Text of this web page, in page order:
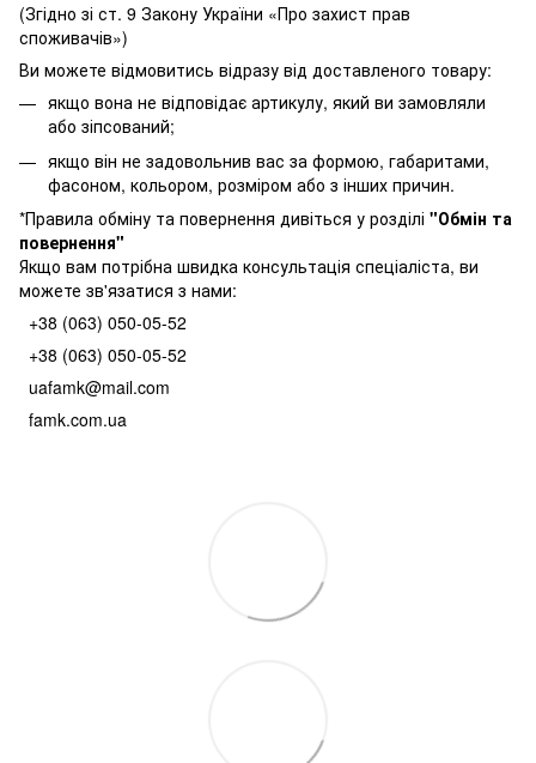
(Згідно зі ст. 9 Закону України «Про захист прав
споживачів»)
Ви можете відмовитись відразу від доставленого товару:
якщо вона не відповідає артикулу, який ви замовляли
або зіпсований;
якщо він не задовольнив вас за формою, габаритами,
фасоном, кольором, розміром або з інших причин.
*Правила обміну та повернення дивіться у розділі "Обмін та
повернення"
Якщо вам потрібна швидка консультація спеціаліста, ви
можете зв'язатися з нами:
+38 (063) 050-05-52
+38 (063) 050-05-52
uafamk@mail.com
famk.com.ua